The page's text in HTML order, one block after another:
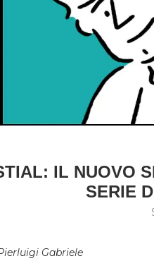
IL NUOVO
SERIE
Gabriele